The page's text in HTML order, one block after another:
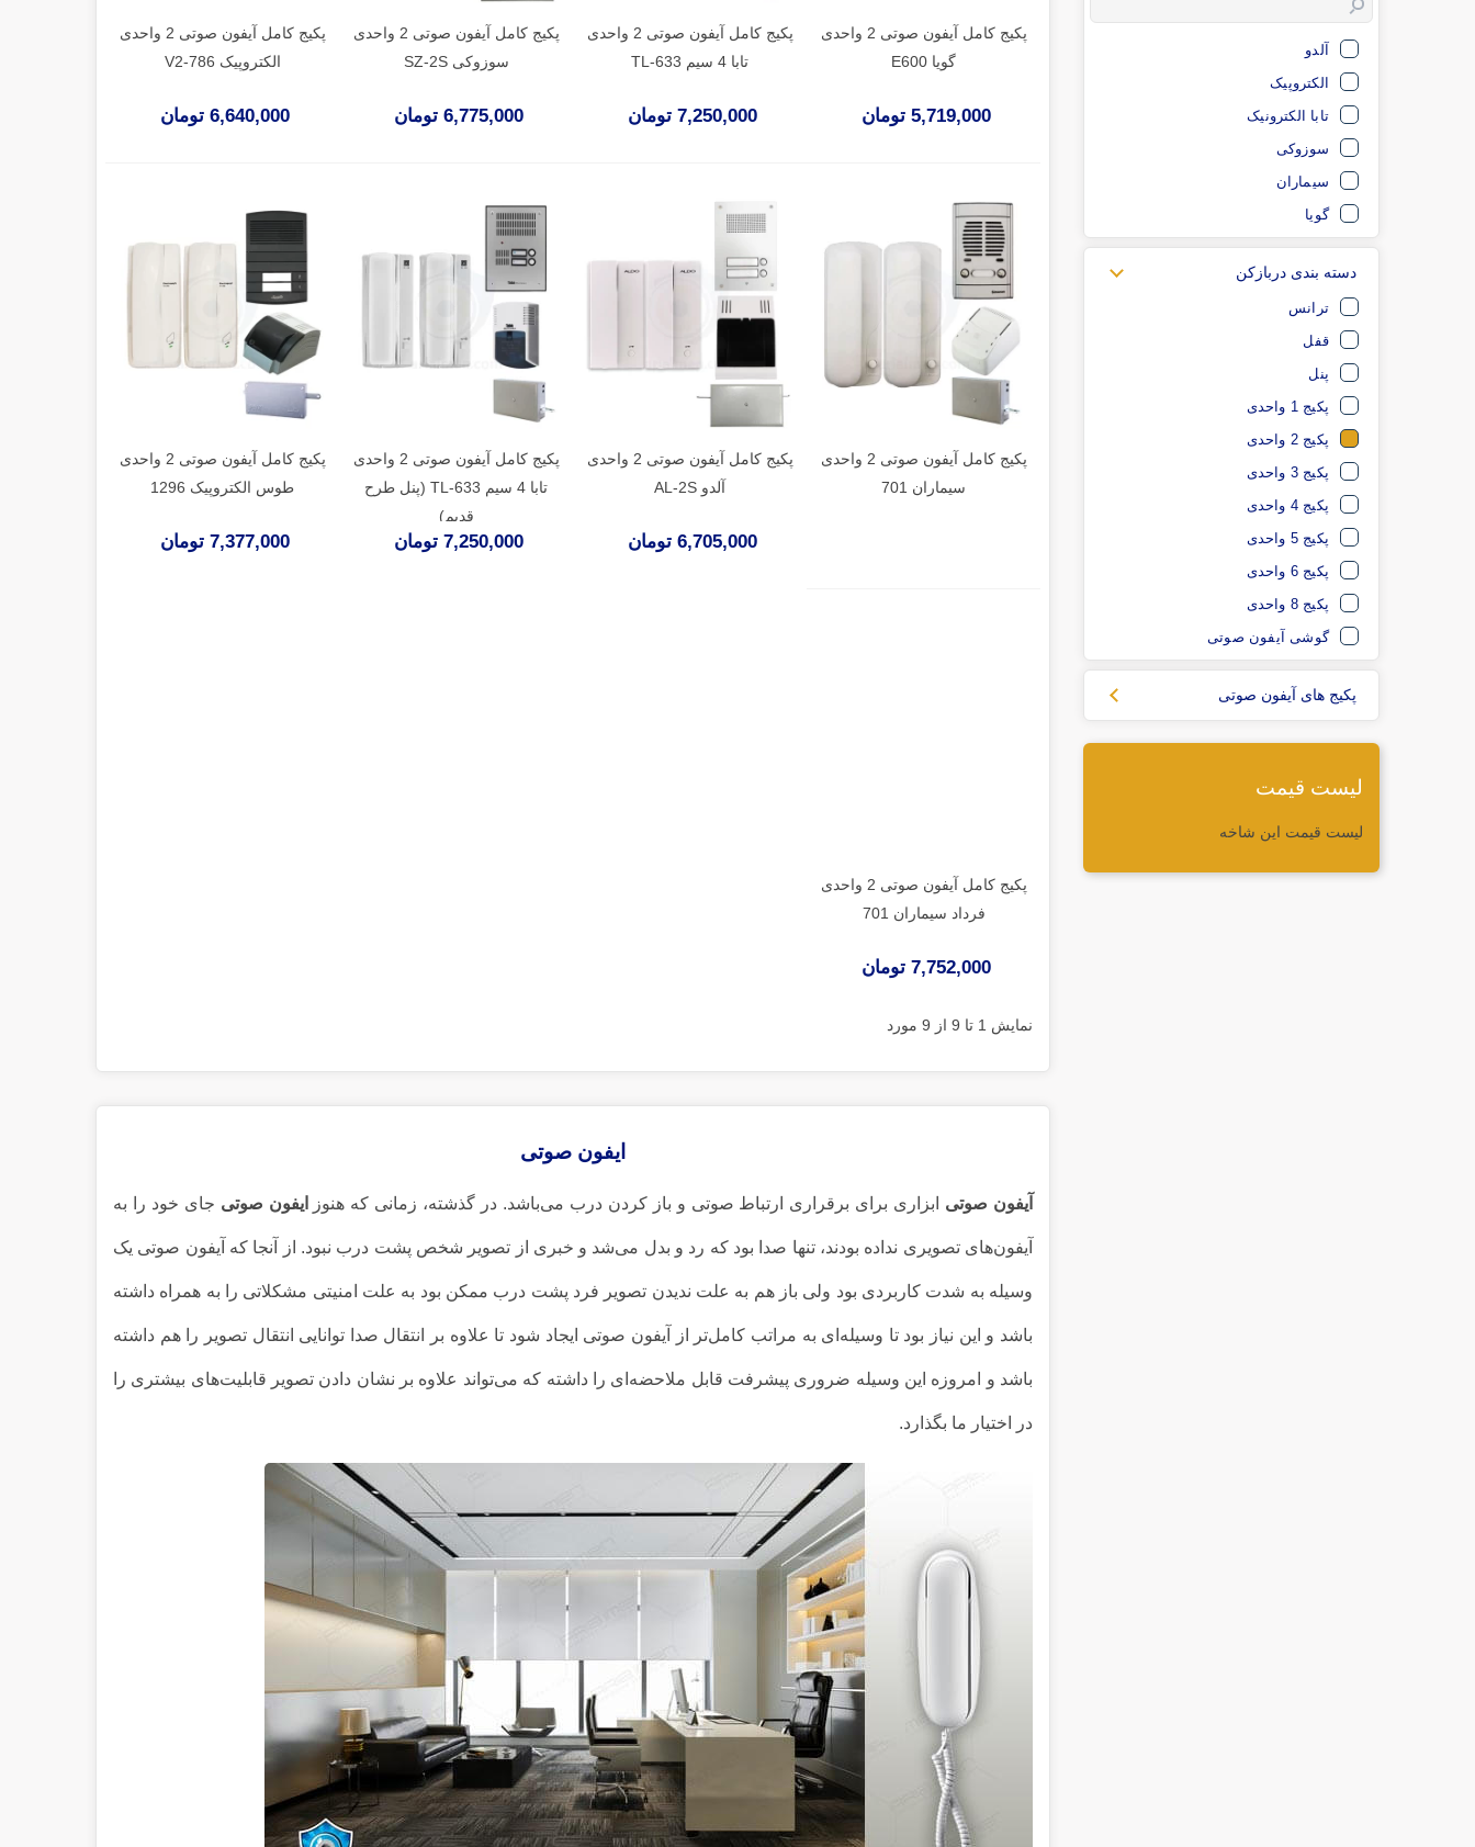
آلدو
الکتروپیک
تابا الکترونیک
سوزوکی
سیماران
گویا
دسته بندی دربازکن
ترانس
قفل
پنل
پکیج 1 واحدی
پکیج 2 واحدی
پکیج 3 واحدی
پکیج 4 واحدی
پکیج 5 واحدی
پکیج 6 واحدی
پکیج 8 واحدی
گوشی آیفون صوتی
پکیج های آیفون صوتی
لیست قیمت
لیست قیمت این شاخه
پکیج کامل آیفون صوتی 2 واحدی
گویا E600
5,719,000 تومان
پکیج کامل آیفون صوتی 2 واحدی
تابا 4 سیم TL-633
7,250,000 تومان
پکیج کامل آیفون صوتی 2 واحدی
سوزوکی SZ-2S
6,775,000 تومان
پکیج کامل آیفون صوتی 2 واحدی
الکتروپیک V2-786
6,640,000 تومان
پکیج کامل آیفون صوتی 2 واحدی
سیماران 701
پکیج کامل آیفون صوتی 2 واحدی
آلدو AL-2S
6,705,000 تومان
پکیج کامل آیفون صوتی 2 واحدی
تابا 4 سیم TL-633 (پنل طرح
قدیم)
7,250,000 تومان
پکیج کامل آیفون صوتی 2 واحدی
طوس الکتروپیک 1296
7,377,000 تومان
پکیج کامل آیفون صوتی 2 واحدی
فرداد سیماران 701
7,752,000 تومان
نمایش 1 تا 9 از 9 مورد
ایفون صوتی
آیفون صوتی ابزاری برای برقراری ارتباط صوتی و باز کردن درب می‌باشد. در گذشته، زمانی که هنوز ایفون صوتی جای خود را به
آیفون‌های تصویری نداده بودند، تنها صدا بود که رد و بدل می‌شد و خبری از تصویر شخص پشت درب نبود. از آنجا که آیفون صوتی یک
وسیله به شدت کاربردی بود ولی باز هم به علت ندیدن تصویر فرد پشت درب ممکن بود به علت امنیتی مشکلاتی را به همراه داشته
باشد و این نیاز بود تا وسیله‌ای به مراتب کامل‌تر از آیفون صوتی ایجاد شود تا علاوه بر انتقال صدا توانایی انتقال تصویر را هم داشته
باشد و امروزه این وسیله ضروری پیشرفت قابل ملاحضه‌ای را داشته که می‌تواند علاوه بر نشان دادن تصویر قابلیت‌های بیشتری را
در اختیار ما بگذارد.